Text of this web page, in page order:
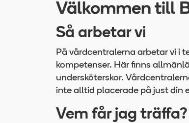
Välkommen till
Så arbetar vi
På vårdcentralerna arbetar vi i
kompetenser. Här finns
undersköterskor.
inte alltid placerade på just din
Vem får jag träffa?